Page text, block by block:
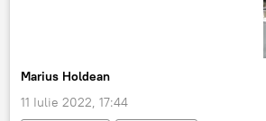
Marius Holdean
11 Iulie 2022, 17:44